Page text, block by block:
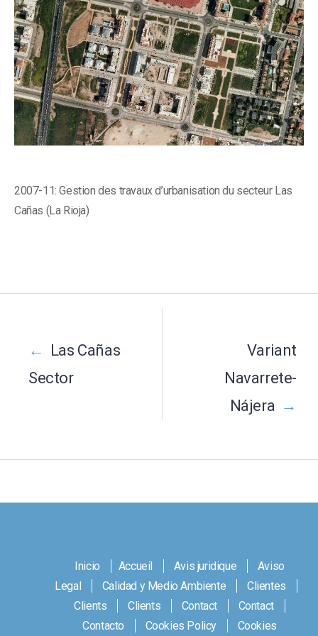
2007-11: Gestion des travaux d’urbanisation du secteur Las
Cañas (La Rioja)
navigation
←
Las Cañas
Sector
Variant
Navarrete-
Nájera →
Inicio Accueil Avis juridique
Aviso
Legal
Calidad y Medio Ambiente
Clientes
Clients
Clients Contact
Contact
Contacto
Cookies Policy Cookies